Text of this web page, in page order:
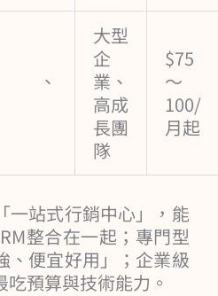
、
大型
企
業、
高成
長團
隊
$75
～
100/
月起
一站式行銷中心」，能
整合在一起；專門型
、便宜好用」；企業級
預算與技術能力。